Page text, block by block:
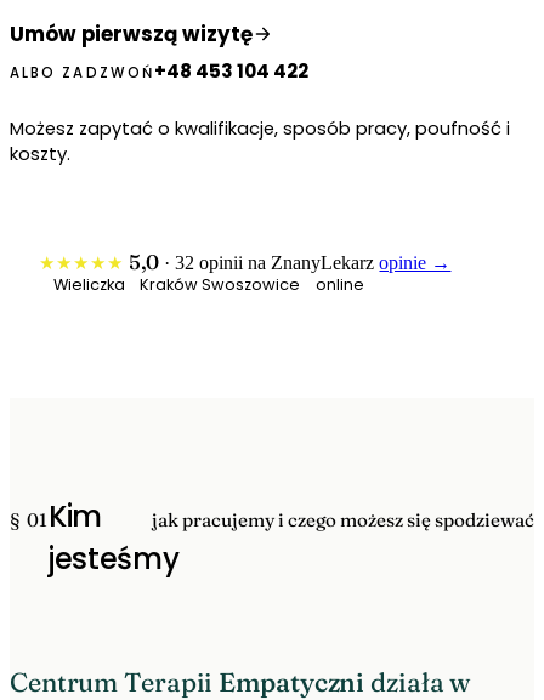
Umów pierwszą wizytę
ALBO ZADZWOŃ+48 453 104 422
Możesz zapytać o kwalifikacje, sposób pracy, poufność i
koszty.
★★★★★ 5,0 · 32 opinii na ZnanyLekarz opinie →
Wieliczka
Kraków Swoszowice online
§ 01 Kim
jesteśmy
jak pracujemy i czego możesz się spodziewać
Centrum Terapii Empatyczni działa w